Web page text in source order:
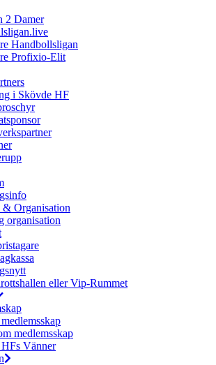
2 Damer
Handbollsligan
Profixio-Elit
i Skövde HF
& Organisation
organisation
eller Vip-Rummet
medlemsskap
Vänner